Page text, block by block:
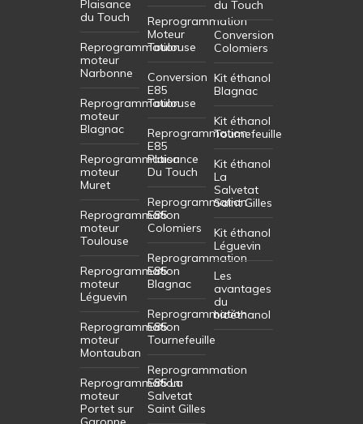
Plaisance
du Touch
Reprogrammation
moteur
Narbonne
Reprogrammation
moteur
Blagnac
Reprogrammation
moteur
Muret
Reprogrammation
moteur
Toulouse
Reprogrammation
moteur
Léguevin
Reprogrammation
moteur
Montauban
Reprogrammation
moteur
Portet sur
Reprogrammation
Moteur
Toulouse
Conversion
E85
Toulouse
Reprogrammation
E85
Plaisance
Du Touch
Reprogrammation
E85
Colomiers
Reprogrammation
E85
Blagnac
Reprogrammation
E85
Tournefeuille
Reprogrammation
E85 La
Salvetat
Saint Gilles
du Touch
Conversion
Colomiers
Kit éthanol
Blagnac
Kit éthanol
Tournefeuille
Kit éthanol
La
Salvetat
Saint Gilles
Kit éthanol
Léguevin
Les
avantages
du
bioéthanol